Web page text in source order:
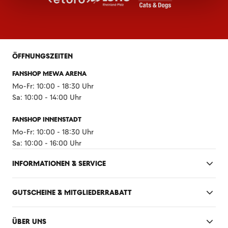
ÖFFNUNGSZEITEN
FANSHOP MEWA ARENA
Mo-Fr: 10:00 - 18:30 Uhr
Sa: 10:00 - 14:00 Uhr
FANSHOP INNENSTADT
Mo-Fr: 10:00 - 18:30 Uhr
Sa: 10:00 - 16:00 Uhr
INFORMATIONEN & SERVICE
GUTSCHEINE & MITGLIEDERRABATT
ÜBER UNS